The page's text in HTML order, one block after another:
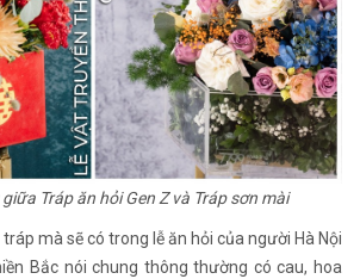
Tráp ăn hỏi Gen Z và Tráp sơn mài
mà sẽ có trong lễ ăn hỏi của người Hà Nội
Bắc nói chung thông thường có cau, hoa